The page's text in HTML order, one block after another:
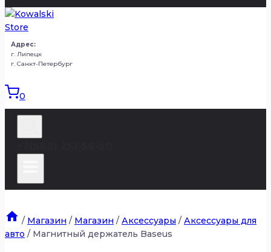
Адрес:
г. Липецк
г. Санкт-Петербург
0
/ Магазин / Магазин / Аксессуары / Аксессуары для
авто / Магнитный держатель Baseus